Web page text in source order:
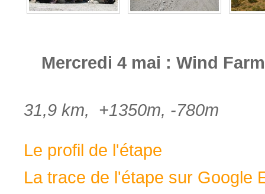
Mercredi 4 mai : Wind
31,9 km, +1350m, -780m
Le profil de l'étape
La trace de l'étape sur Google